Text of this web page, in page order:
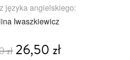
języka angielskiego:
Iwaszkiewicz
zł26,50 zł